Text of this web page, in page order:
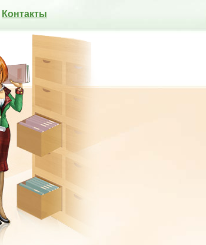
Контакты